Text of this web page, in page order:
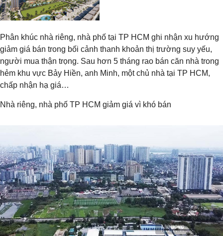
Phân khúc nhà riêng, nhà phố tại TP HCM ghi nhận xu hướng
giảm giá bán trong bối cảnh thanh khoản thị trường suy yếu,
người mua thận trọng. Sau hơn 5 tháng rao bán căn nhà trong
hẻm khu vực Bảy Hiền, anh Minh, một chủ nhà tại TP HCM,
chấp nhận hạ giá…
Nhà riêng, nhà phố TP HCM giảm giá vì khó bán